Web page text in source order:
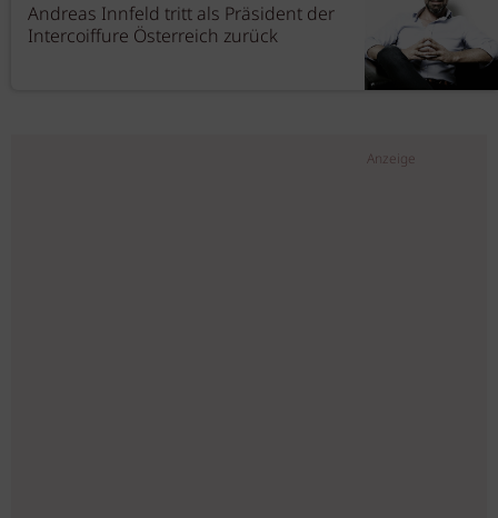
Andreas Innfeld tritt als Präsident der
Intercoiffure Österreich zurück
Anzeige